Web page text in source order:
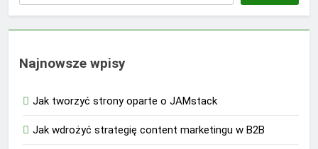
Najnowsze wpisy
Jak tworzyć strony oparte o JAMstack
Jak wdrożyć strategię content marketingu w B2B